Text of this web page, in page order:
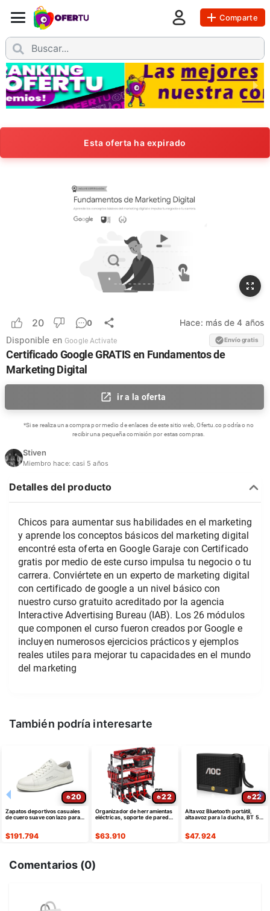
Comparte
Esta oferta ha expirado
20 0 Hace: más de 4 años
Disponible en Google Activate Envío gratis
Certificado Google GRATIS en Fundamentos de
Marketing Digital
ir a la oferta
*Si se realiza una compra por medio de enlaces de este sitio web, Ofertu.co podría o no
recibir una pequeña comisión por estas compras.
Stiven
Miembro hace: casi 5 años
Detalles del producto
Chicos para aumentar sus habilidades en el marketing
y aprende los conceptos básicos del marketing digital
encontré esta oferta en Google Garaje con Certificado
gratis por medio de este curso impulsa tu negocio o tu
carrera. Conviértete en un experto de marketing digital
con certificado de google a un nivel básico con
nuestro curso gratuito acreditado por la agencia
Interactive Advertising Bureau (IAB). Los 26 módulos
que componen el curso fueron creados por Google e
incluyen numerosos ejercicios prácticos y ejemplos
reales utiles para mejorar tu capacidades en el mundo
del marketing
También podría interesarte
20
Zapatos deportivos casuales
de cuero suave con lazo para
$191.794
22
Organizador de herramientas
eléctricas, soporte de pared
$63.910
22
Altavoz Bluetooth portátil,
altaavoz para la ducha, BT 5.4
$47.924
Comentarios (0)